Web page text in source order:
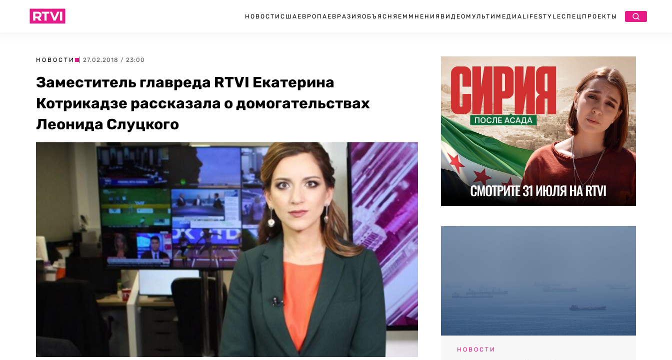
НОВОСТИ США ЕВРОПА ЕВРАЗИЯ ОБЪЯСНЯЕМ МНЕНИЯ ВИДЕО МУЛЬТИМЕДИА LIFESTYLEСПЕЦПРОЕКТЫ
НОВОСТИ | 27.02.2018 / 23:00
Заместитель главреда RTVI Екатерина
Котрикадзе рассказала о домогательствах
Леонида Слуцкого
НОВОСТИ